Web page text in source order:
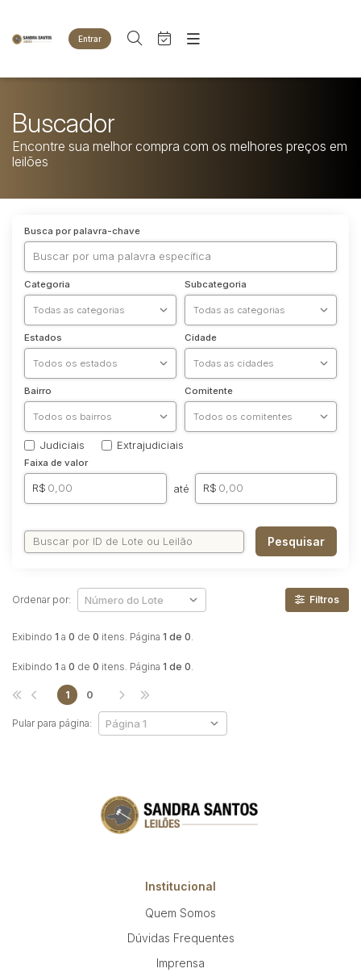
Entrar
Criar conta Entrar
Site
Quem Somos
Contato
Bovinos
Imóveis
Terreno
Veículos
Carros
Motos
Reboque
Home
Quem Somos
Eventos
Buscador
Encontre sua melhor compra com os melhores preços em
leilões
Busca por palavra-chave
Categoria Subcategoria
Estados Cidade
Bairro Comitente
Judiciais Extrajudiciais
Faixa de valor
R$ até R$
Pesquisar
Exibindo 1 a 0 de 0 itens. Página 1 de 0.
Ordenar por: Filtros
Exibindo 1 a 0 de 0 itens. Página 1 de 0.
Pular para página:
1 0
Institucional
Quem Somos
Dúvidas Frequentes
Imprensa